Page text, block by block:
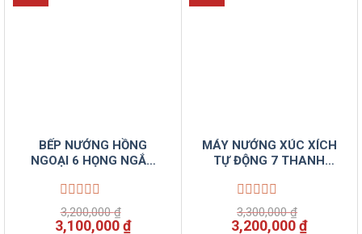
BẾP NƯỚNG HỒNG
NGOẠI 6 HỌNG NGẮN
Được
xếp
3,200,000₫
Giá
3,100,000₫Giá
MÁY NƯỚNG XÚC XÍCH
TỰ ĐỘNG 7 THANH
Được
xếp
3,300,000₫
Giá
3,200,000₫Giá